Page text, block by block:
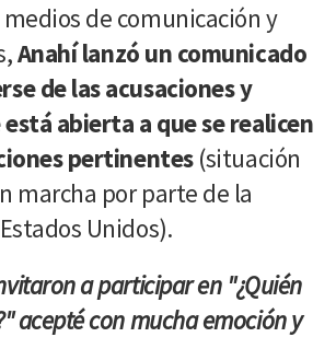
de comunicación y
Anahí lanzó un comunicado
de las acusaciones y
abierta a que se realicen
pertinentes(situación
marcha por parte de la
Unidos).
a participar en "¿Quién
acepté con mucha emoción y